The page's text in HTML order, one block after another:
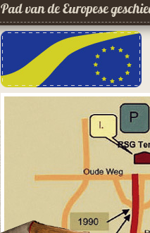
Pad van de Europese